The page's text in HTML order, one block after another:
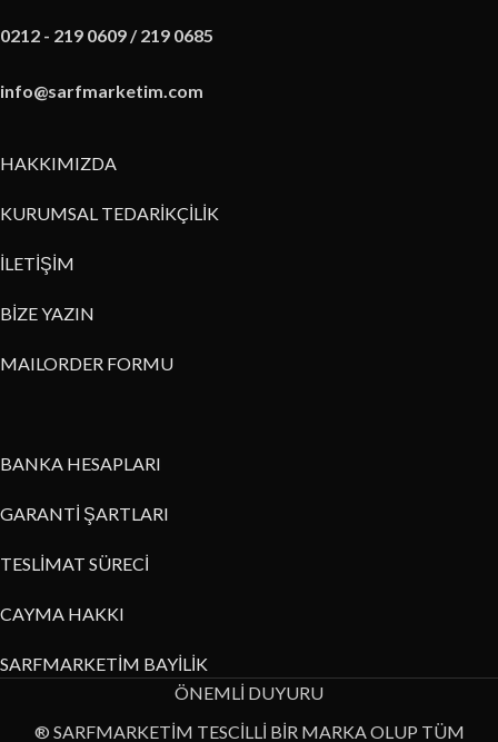
0212 - 219 0609 / 219 0685
info@sarfmarketim.com
HAKKIMIZDA
KURUMSAL TEDARİKÇİLİK
İLETİŞİM
BİZE YAZIN
MAILORDER FORMU
BANKA HESAPLARI
GARANTİ ŞARTLARI
TESLİMAT SÜRECİ
CAYMA HAKKI
SARFMARKETİM BAYİLİK
ÖNEMLİ DUYURU
® SARFMARKETİM TESCİLLİ BİR MARKA OLUP TÜM